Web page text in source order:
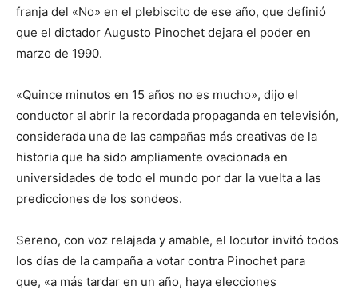
franja del «No» en el plebiscito de ese año, que definió
que el dictador Augusto Pinochet dejara el poder en
marzo de 1990.
«Quince minutos en 15 años no es mucho», dijo el
conductor al abrir la recordada propaganda en televisión,
considerada una de las campañas más creativas de la
historia que ha sido ampliamente ovacionada en
universidades de todo el mundo por dar la vuelta a las
predicciones de los sondeos.
Sereno, con voz relajada y amable, el locutor invitó todos
los días de la campaña a votar contra Pinochet para
que, «a más tardar en un año, haya elecciones